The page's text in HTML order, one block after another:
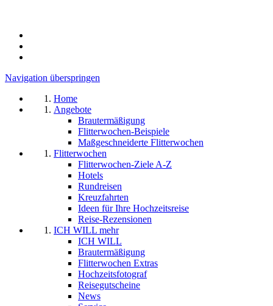
Navigation überspringen
Home
Angebote
Brautermäßigung
Flitterwochen-Beispiele
Maßgeschneiderte Flitterwochen
Flitterwochen
Flitterwochen-Ziele A-Z
Hotels
Rundreisen
Kreuzfahrten
Ideen für Ihre Hochzeitsreise
Reise-Rezensionen
ICH WILL mehr
ICH WILL
Brautermäßigung
Flitterwochen Extras
Hochzeitsfotograf
Reisegutscheine
News